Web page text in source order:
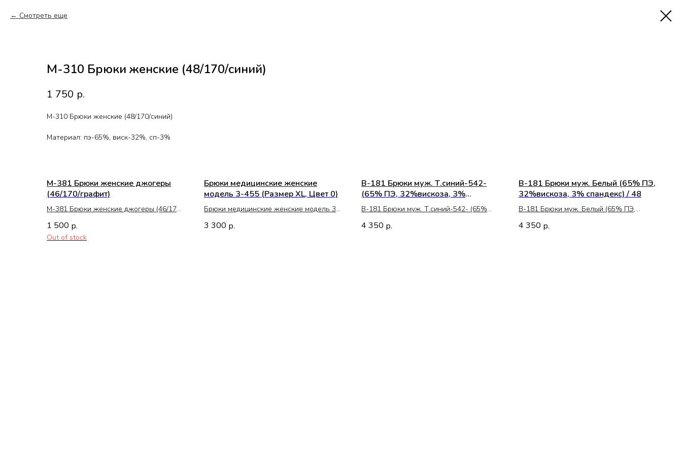
Смотреть еще
М-310 Брюки женские (48/170/синий)
1 750 р.
М-310 Брюки женские (48/170/синий)
Материал: пэ-65%, виск-32%, сп-3%
М-381 Брюки женские джогеры
(46/170/графит)
М-381 Брюки женские джогеры (46/170/
1 500 р.
Out of stock
Брюки медицинские женские
модель 3-455 (Размер XL, Цвет 0)
Брюки медицинские женские модель 3-
3 300 р.
В-181 Брюки муж. Т.синий-542-
(65% ПЭ, 32%вискоза, 3%
спандекс) / 46
В-181 Брюки муж. Т.синий-542- (65%
4 350 р.
В-181 Брюки муж. Белый (65% ПЭ,
32%вискоза, 3% спандекс) / 48
В-181 Брюки муж. Белый (65% ПЭ,
4 350 р.